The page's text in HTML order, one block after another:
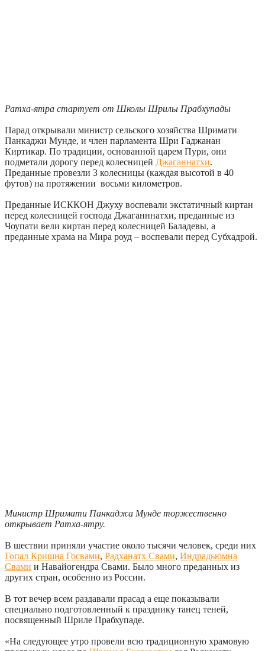
Ратха-ятра стартует от Школы Шрилы Прабхупады
Парад открывали министр сельского хозяйства Шримати
Панкаджи Мунде, и член парламента Шри Гаджанан
Киртикар. По традиции, основанной царем Пури, они
подметали дорогу перед колесницей Джаганнатхи.
Преданные провезли 3 колесницы (каждая высотой в 40
футов) на протяжении восьми километров.
Преданные ИСККОН Джуху воспевали экстатичный киртан
перед колесницей господа Джаганннатхи, преданные из
Чоупати вели киртан перед колесницей Баладевы, а
преданные храма на Мира роуд – воспевали перед Субхадрой.
Министр Шримати Панкаджа Мунде торжественно
открывает Ратха-ятру.
В шествии приняли участие около тысячи человек, среди них
Гопал Кришна Госвами, Радханатх Свами, Индрадьюмна
Свами и Навайогендра Свами. Было много преданных из
других стран, особенно из России.
В тот вечер всем раздавали прасад а еще показывали
специально подготовленный к празднику танец теней,
посвященный Шриле Прабхупаде.
«На следующее утро провели всю традиционную храмовую